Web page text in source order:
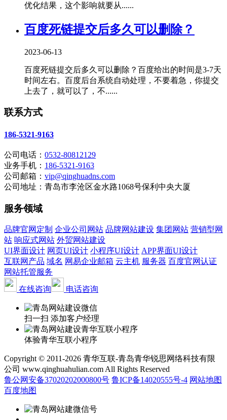
优化结果，这个影响就要从......
百度死链提交后多久可以删除？
2023-06-13
百度死链提交后多久可以删除？百度给出的时间是3-7天
时间左右。百度后台系统自动处理，不要着急，你提交
上去了，就可以了，不......
联系方式
186-5321-9163
公司电话： 0532-80812129
业务手机： 186-5321-9163
公司邮箱： vip@qinghuadns.com
公司地址：青岛市李沧区金水路1068号保利中央大厦
服务领域
品牌官网定制 企业公司网站 品牌网站建设 集团网站 营销型网
站 响应式网站 外贸网站建设
UI界面设计 网页UI设计 小程序UI设计 APP界面UI设计
互联网产品 域名 网易企业邮箱 云主机 服务器 百度官网认证
网站托管服务
在线咨询
电话咨询
扫一扫 添加客户经理
体验青华互联小程序
Copyright © 2011-2026 青华互联-青岛青华锐思网络科技有限
公司 www.qinghuahulian.com All Rights Reserved
鲁公网安备37020202000800号 鲁ICP备14020555号-4 网站地图
百度地图